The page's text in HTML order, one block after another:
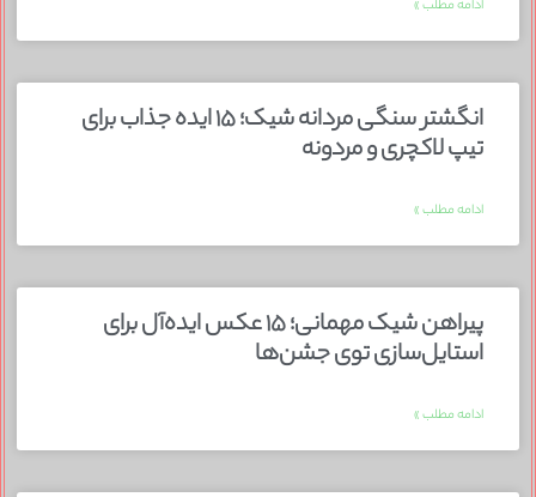
ادامه مطلب »
انگشتر سنگی مردانه شیک؛ ۱۵ ایده جذاب برای
تیپ لاکچری و مردونه
ادامه مطلب »
پیراهن شیک مهمانی؛ ۱۵ عکس ایده‌آل برای
استایل‌سازی توی جشن‌ها
ادامه مطلب »